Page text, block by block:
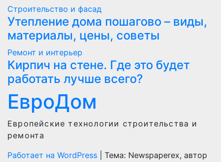
Строительство и фасад
Утепление дома пошагово – виды,
материалы, цены, советы
Ремонт и интерьер
Кирпич на стене. Где это будет
работать лучше всего?
ЕвроДом
Европейские технологии строительства и
ремонта
Работает на WordPress
Тема: Newspaperex, автор